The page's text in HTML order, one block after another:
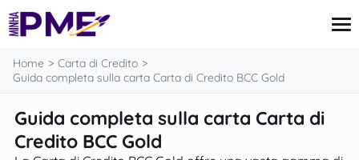
contenuto
Carta di Credito
Finanze
Mutui
Home
Carta di Credito
Guida completa sulla carta Carta di Credito BCC Gold
Guida completa sulla carta Carta di
Credito BCC Gold